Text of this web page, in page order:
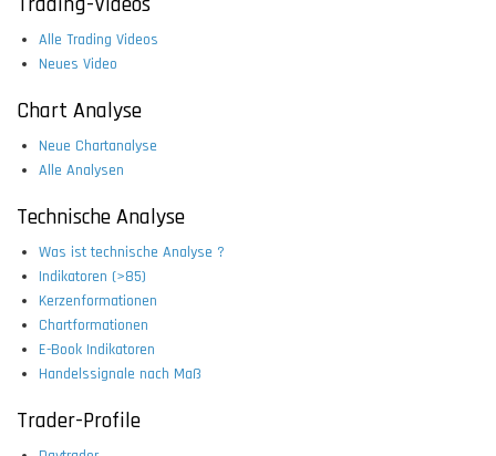
Alle Trading Videos
Neues Video
Chart Analyse
Neue Chartanalyse
Alle Analysen
Technische Analyse
Was ist technische Analyse ?
Indikatoren (>85)
Kerzenformationen
Chartformationen
E-Book Indikatoren
Handelssignale nach Maß
Trader-Profile